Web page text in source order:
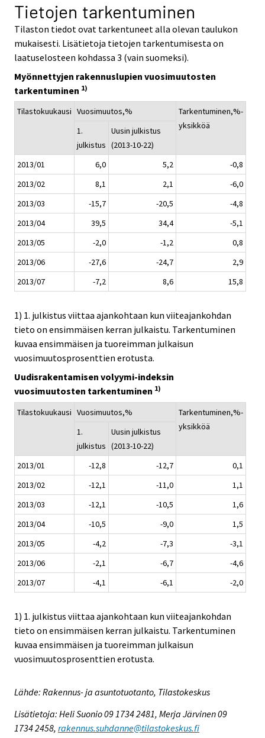
Tietojen tarkentuminen
Tilaston tiedot ovat tarkentuneet alla olevan taulukon
mukaisesti. Lisätietoja tietojen tarkentumisesta on
laatuselosteen kohdassa 3 (vain suomeksi).
Myönnettyjen rakennuslupien vuosimuutosten
tarkentuminen 1)
Tilastokuukausi Vuosimuutos,%
Tarkentuminen,%-
yksikköä
1.
julkistus
Uusin julkistus
(2013-10-22)
2013/01
6,0 5,2
-0,8
2013/02
8,1 2,1
-6,0
2013/03
-15,7 -20,5
-4,8
2013/04
39,5 34,4
-5,1
2013/05
-2,0 -1,2
0,8
2013/06
-27,6 -24,7
2,9
2013/07
-7,2 8,6 15,8
1) 1. julkistus viittaa ajankohtaan kun viiteajankohdan
tieto on ensimmäisen kerran julkaistu. Tarkentuminen
kuvaa ensimmäisen ja tuoreimman julkaisun
vuosimuutosprosenttien erotusta.
Uudisrakentamisen volyymi-indeksin
vuosimuutosten tarkentuminen 1)
Tilastokuukausi Vuosimuutos,%
Tarkentuminen,%-
yksikköä
1.
julkistus
Uusin julkistus
(2013-10-22)
2013/01
-12,8 -12,7
0,1
2013/02
-12,1 -11,0
1,1
2013/03
-12,1 -10,5
1,6
2013/04
-10,5 -9,0
1,5
2013/05
-4,2 -7,3
-3,1
2013/06
-2,1 -6,7
-4,6
2013/07
-4,1 -6,1 -2,0
1) 1. julkistus viittaa ajankohtaan kun viiteajankohdan
tieto on ensimmäisen kerran julkaistu. Tarkentuminen
kuvaa ensimmäisen ja tuoreimman julkaisun
vuosimuutosprosenttien erotusta.
Lähde: Rakennus- ja asuntotuotanto, Tilastokeskus
Lisätietoja: Heli Suonio 09 1734 2481, Merja Järvinen 09
1734 2458, rakennus.suhdanne@tilastokeskus.fi